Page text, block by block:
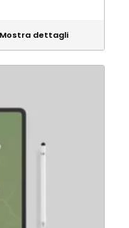
Mostra dettagli